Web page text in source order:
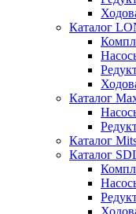
Каталог
Каталог
Каталог
Каталог